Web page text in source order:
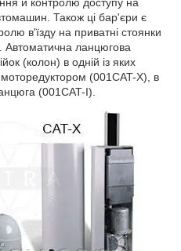
Також ці бар'єри є
в'їзду на приватні стоянки
Автоматична ланцюгова
(колон) в одній із яких
моторедуктором (001CAT-X), в
(001CAT-I).